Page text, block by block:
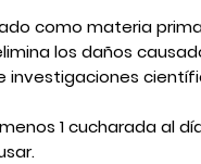
como materia
los daños
investigaciones
1 cucharada al